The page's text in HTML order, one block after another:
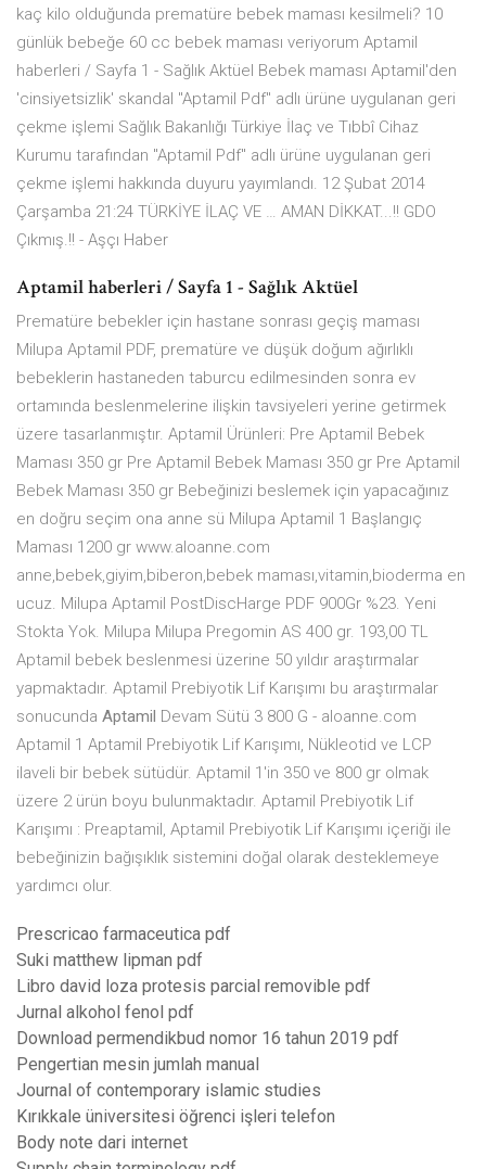
kaç kilo olduğunda prematüre bebek maması kesilmeli? 10
günlük bebeğe 60 cc bebek maması veriyorum Aptamil
haberleri / Sayfa 1 - Sağlık Aktüel Bebek maması Aptamil'den
'cinsiyetsizlik' skandal "Aptamil Pdf" adlı ürüne uygulanan geri
çekme işlemi Sağlık Bakanlığı Türkiye İlaç ve Tıbbî Cihaz
Kurumu tarafından "Aptamil Pdf" adlı ürüne uygulanan geri
çekme işlemi hakkında duyuru yayımlandı. 12 Şubat 2014
Çarşamba 21:24 TÜRKİYE İLAÇ VE … AMAN DİKKAT...!! GDO
Çıkmış.!! - Aşçı Haber
Aptamil haberleri / Sayfa 1 - Sağlık Aktüel
Prematüre bebekler için hastane sonrası geçiş maması
Milupa Aptamil PDF, prematüre ve düşük doğum ağırlıklı
bebeklerin hastaneden taburcu edilmesinden sonra ev
ortamında beslenmelerine ilişkin tavsiyeleri yerine getirmek
üzere tasarlanmıştır. Aptamil Ürünleri: Pre Aptamil Bebek
Maması 350 gr Pre Aptamil Bebek Maması 350 gr Pre Aptamil
Bebek Maması 350 gr Bebeğinizi beslemek için yapacağınız
en doğru seçim ona anne sü Milupa Aptamil 1 Başlangıç
Maması 1200 gr www.aloanne.com
anne,bebek,giyim,biberon,bebek maması,vitamin,bioderma en
ucuz. Milupa Aptamil PostDiscHarge PDF 900Gr %23. Yeni
Stokta Yok. Milupa Milupa Pregomin AS 400 gr. 193,00 TL
Aptamil bebek beslenmesi üzerine 50 yıldır araştırmalar
yapmaktadır. Aptamil Prebiyotik Lif Karışımı bu araştırmalar
sonucunda Aptamil Devam Sütü 3 800 G - aloanne.com
Aptamil 1 Aptamil Prebiyotik Lif Karışımı, Nükleotid ve LCP
ilaveli bir bebek sütüdür. Aptamil 1'in 350 ve 800 gr olmak
üzere 2 ürün boyu bulunmaktadır. Aptamil Prebiyotik Lif
Karışımı : Preaptamil, Aptamil Prebiyotik Lif Karışımı içeriği ile
bebeğinizin bağışıklık sistemini doğal olarak desteklemeye
yardımcı olur.
Prescricao farmaceutica pdf
Suki matthew lipman pdf
Libro david loza protesis parcial removible pdf
Jurnal alkohol fenol pdf
Download permendikbud nomor 16 tahun 2019 pdf
Pengertian mesin jumlah manual
Journal of contemporary islamic studies
Kırıkkale üniversitesi öğrenci işleri telefon
Body note dari internet